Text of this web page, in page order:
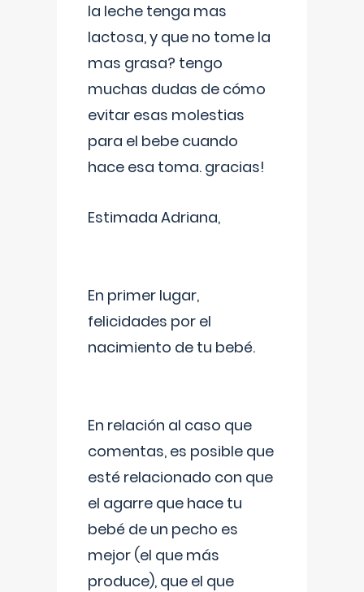
la leche tenga mas
lactosa, y que no tome la
mas grasa? tengo
muchas dudas de cómo
evitar esas molestias
para el bebe cuando
hace esa toma. gracias!
Estimada Adriana,
En primer lugar,
felicidades por el
nacimiento de tu bebé.
En relación al caso que
comentas, es posible que
esté relacionado con que
el agarre que hace tu
bebé de un pecho es
mejor (el que más
produce), que el que